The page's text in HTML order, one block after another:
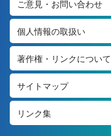
ご意見・お問い合わせ
個人情報の取扱い
著作権・リンクについて
サイトマップ
リンク集